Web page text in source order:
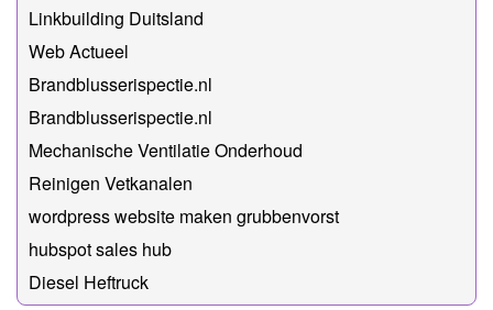
Linkbuilding Duitsland
Web Actueel
Brandblusserispectie.nl
Brandblusserispectie.nl
Mechanische Ventilatie Onderhoud
Reinigen Vetkanalen
wordpress website maken grubbenvorst
hubspot sales hub
Diesel Heftruck